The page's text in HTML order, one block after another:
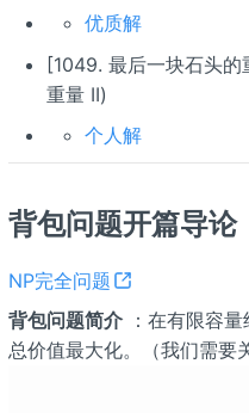
优质解
[1049. 最后一块石头
重量 II)
个人解
背包问题开篇导论
NP完全问题
背包问题简介：在有限容量
总价值最大化。（我们需要